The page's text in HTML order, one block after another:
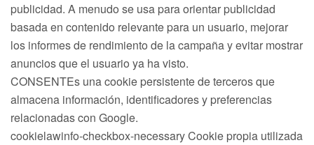
publicidad. A menudo se usa para orientar publicidad
basada en contenido relevante para un usuario, mejorar
los informes de rendimiento de la campaña y evitar mostrar
anuncios que el usuario ya ha visto.
CONSENTEs una cookie persistente de terceros que
almacena información, identificadores y preferencias
relacionadas con Google.
cookielawinfo-checkbox-necessary Cookie propia utilizada